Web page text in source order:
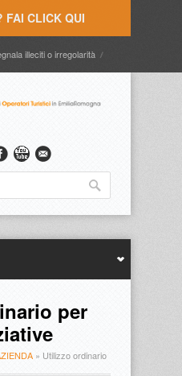
CLICK QUI
illeciti o irregolarità
per
» Utilizzo ordinario